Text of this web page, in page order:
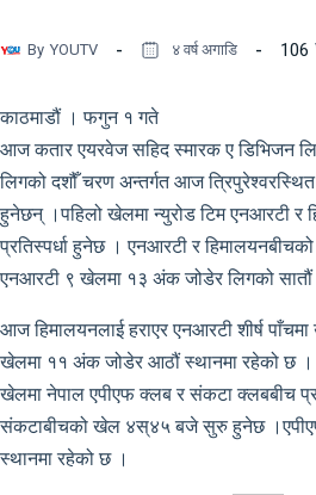
By YOUTV ४ वर्ष अगाडि 106
काठमाडौं । फगुन १ गते
आज कतार एयरवेज सहिद स्मारक ए डिभिजन
लिगको दशौँ चरण अन्तर्गत आज
हुनेछन् ।पहिलो खेलमा न्युरोड टिम एनआरटी र
प्रतिस्पर्धा हुनेछ । एनआरटी र
एनआरटी ९ खेलमा १३ अंक जोडेर लिगको सातौं
आज हिमालयनलाई हराएर एनआरटी शीर्ष
खेलमा ११ अंक जोडेर आठौं स्थानमा रहेको छ ।
खेलमा नेपाल एपीएफ क्लब र संकटा क्लबबीच
संकटाबीचको खेल ४स्४५ बजे सुरु हुनेछ
स्थानमा रहेको छ ।